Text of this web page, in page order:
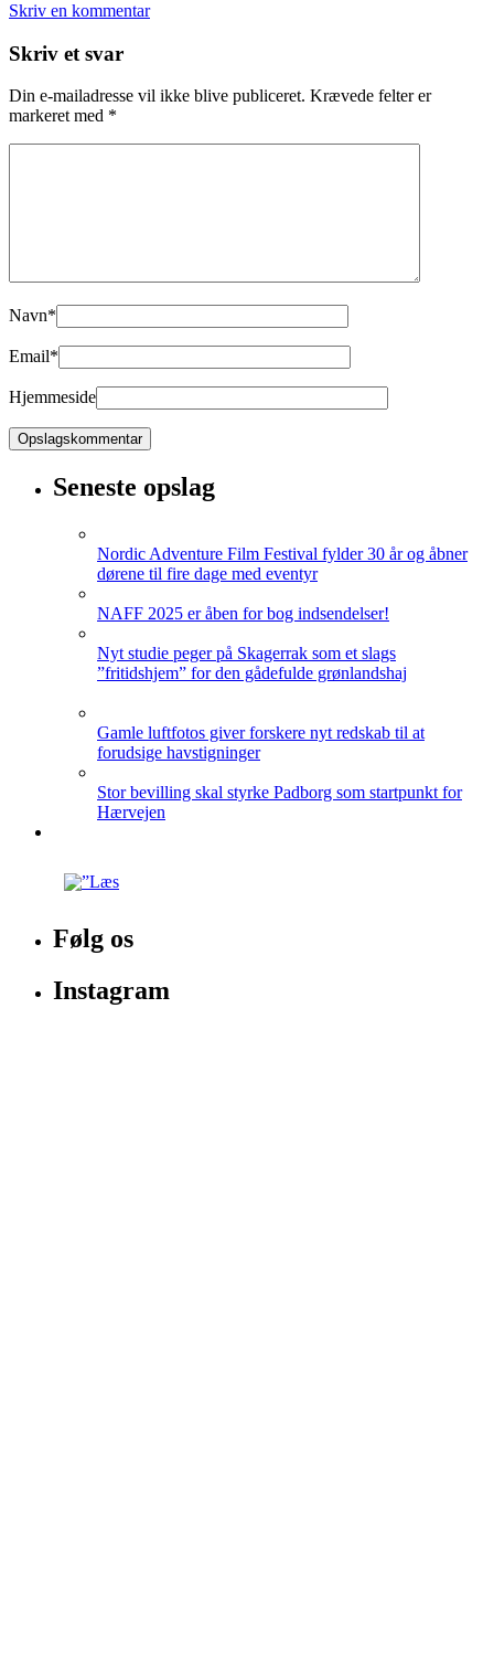
Skriv en kommentar
Skriv et svar
Din e-mailadresse vil ikke blive publiceret. Krævede felter er
markeret med *
Navn*
Email*
Hjemmeside
Seneste opslag
Nordic Adventure Film Festival fylder 30 år og åbner
dørene til fire dage med eventyr
NAFF 2025 er åben for bog indsendelser!
Nyt studie peger på Skagerrak som et slags
”fritidshjem” for den gådefulde grønlandshaj
Gamle luftfotos giver forskere nyt redskab til at
forudsige havstigninger
Stor bevilling skal styrke Padborg som startpunkt for
Hærvejen
Følg os
Instagram